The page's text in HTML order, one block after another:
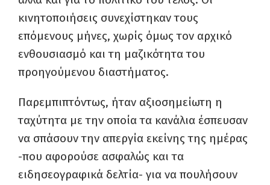
κινητοποιήσεις συνεχίστηκαν τους
επόμενους μήνες, χωρίς όμως τον αρχικό
ενθουσιασμό και τη μαζικότητα του
προηγούμενου διαστήματος.
Παρεμπιπτόντως, ήταν αξιοσημείωτη η
ταχύτητα με την οποία τα κανάλια έσπευσαν
να σπάσουν την απεργία εκείνης της ημέρας
-που αφορούσε ασφαλώς και τα
ειδησεογραφικά δελτία- για να πουλήσουν